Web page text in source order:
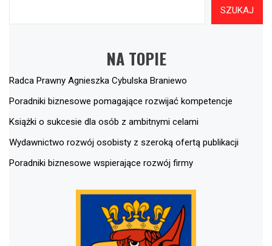
SZUKAJ
NA TOPIE
Radca Prawny Agnieszka Cybulska Braniewo
Poradniki biznesowe pomagające rozwijać kompetencje
Książki o sukcesie dla osób z ambitnymi celami
Wydawnictwo rozwój osobisty z szeroką ofertą publikacji
Poradniki biznesowe wspierające rozwój firmy